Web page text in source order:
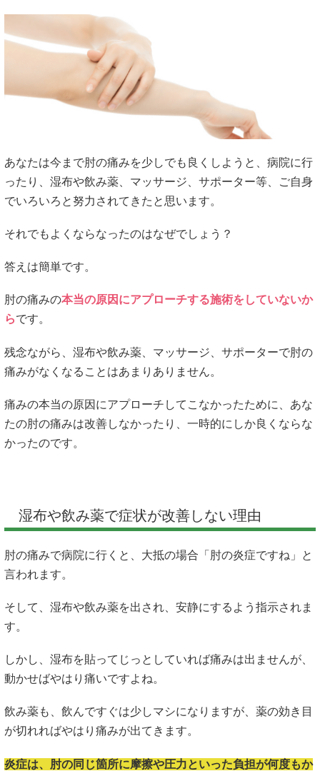
あなたは今まで肘の痛みを少しでも良くしようと、病院に行
ったり、湿布や飲み薬、マッサージ、サポーター等、ご自身
でいろいろと努力されてきたと思います。
それでもよくならなったのはなぜでしょう？
答えは簡単です。
肘の痛みの本当の原因にアプローチする施術をしていないか
らです。
残念ながら、湿布や飲み薬、マッサージ、サポーターで肘の
痛みがなくなることはあまりありません。
痛みの本当の原因にアプローチしてこなかったために、あな
たの肘の痛みは改善しなかったり、一時的にしか良くならな
かったのです。
湿布や飲み薬で症状が改善しない理由
肘の痛みで病院に行くと、大抵の場合「肘の炎症ですね」と
言われます。
そして、湿布や飲み薬を出され、安静にするよう指示されま
す。
しかし、湿布を貼ってじっとしていれば痛みは出ませんが、
動かせばやはり痛いですよね。
飲み薬も、飲んですぐは少しマシになりますが、薬の効き目
が切れればやはり痛みが出てきます。
炎症は、肘の同じ箇所に摩擦や圧力といった負担が何度もか